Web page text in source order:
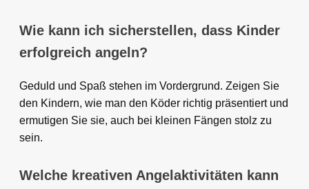
Wie kann ich sicherstellen, dass Kinder
erfolgreich angeln?
Geduld und Spaß stehen im Vordergrund. Zeigen Sie
den Kindern, wie man den Köder richtig präsentiert und
ermutigen Sie sie, auch bei kleinen Fängen stolz zu
sein.
Welche kreativen Angelaktivitäten kann